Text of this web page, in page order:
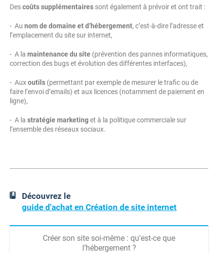
Descoûts supplémentaires sont également à prévoir et ont trait :
- Au nom de domaine et d’hébergement, c’est-à-dire l’adresse et
l’emplacement du site sur internet,
- A la maintenance du site (prévention des pannes informatiques,
correction des bugs et évolution des différentes interfaces),
- Auxoutils (permettant par exemple de mesurer le trafic ou de
faire l’envoi d’emails) et aux licences (notamment de paiement en
ligne),
- A la stratégie marketinget à la politique commerciale sur
l’ensemble des réseaux sociaux.
Découvrez le
guide d'achat en Création de site internet
Créer son site soi-même : qu’est-ce que
l’hébergement ?